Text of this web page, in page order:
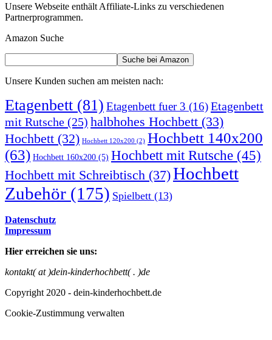
Unsere Webseite enthält Affiliate-Links zu verschiedenen
Partnerprogrammen.
Amazon Suche
Unsere Kunden suchen am meisten nach:
Etagenbett (81) Etagenbett fuer 3 (16)Etagenbett
mit Rutsche (25) halbhohes Hochbett (33)
Hochbett (32) Hochbett 120x200 (2) Hochbett 140x200
(63) Hochbett 160x200 (5) Hochbett mit Rutsche (45)
Hochbett mit Schreibtisch (37)Hochbett
Zubehör (175) Spielbett (13)
Datenschutz
Impressum
Hier erreichen sie uns:
kontakt( at )dein-kinderhochbett( . )de
Copyright 2020 - dein-kinderhochbett.de
Cookie-Zustimmung verwalten